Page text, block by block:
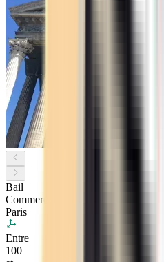
Bail
Commercial
Paris
Entre
100